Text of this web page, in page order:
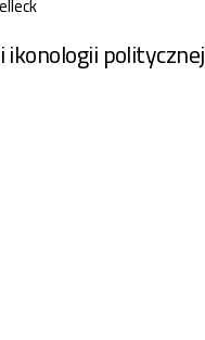
politycznej